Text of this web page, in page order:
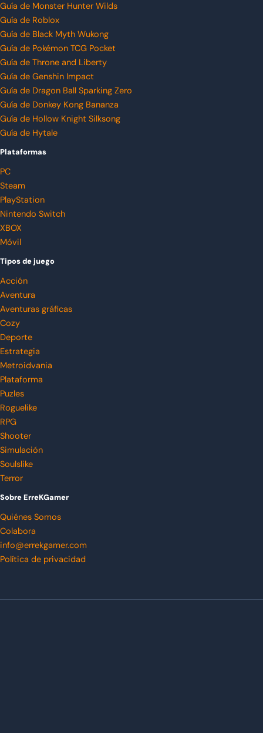
Guía de Monster Hunter Wilds
Guía de Roblox
Guía de Black Myth Wukong
Guía de Pokémon TCG Pocket
Guía de Throne and Liberty
Guía de Genshin Impact
Guía de Dragon Ball Sparking Zero
Guía de Donkey Kong Bananza
Guía de Hollow Knight Silksong
Guía de Hytale
Plataformas
PC
Steam
PlayStation
Nintendo Switch
XBOX
Móvil
Tipos de juego
Acción
Aventura
Aventuras gráficas
Cozy
Deporte
Estrategia
Metroidvania
Plataforma
Puzles
Roguelike
RPG
Shooter
Simulación
Soulslike
Terror
Sobre ErreKGamer
Quiénes Somos
Colabora
info@errekgamer.com
Política de privacidad